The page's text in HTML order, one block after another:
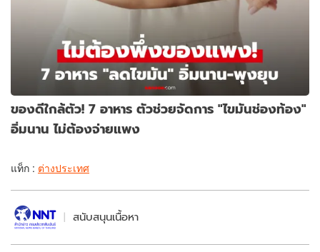
ของดีใกล้ตัว! 7 อาหาร ตัวช่วยจัดการ "ไขมันช่องท้อง"
อิ่มนาน ไม่ต้องจ่ายแพง
แท็ก : ต่างประเทศ
สนับสนุนเนื้อหา